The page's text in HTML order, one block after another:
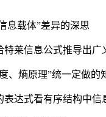
息载体”差异的深思
特莱信息公式推导出广
、熵原理”统一定做
表达式看有序结构中信